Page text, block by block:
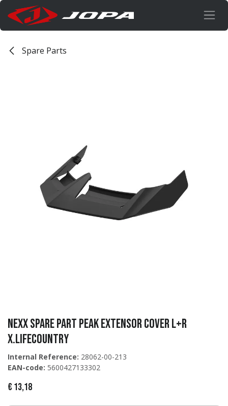
Overslaan naar inhoud
Spare Parts
NEXX Spare part PEAK EXTENSOR COVER L+R
X.Lifecountry
Internal Reference: 28062-00-213
EAN-code: 5600427133302
€ 13,18